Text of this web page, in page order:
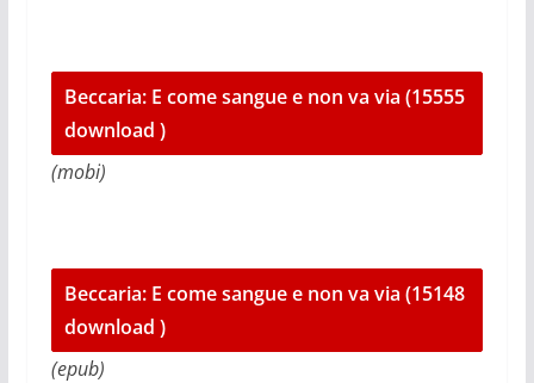
Beccaria: E come sangue e non va via (15555
download )
(mobi)
Beccaria: E come sangue e non va via (15148
download )
(epub)